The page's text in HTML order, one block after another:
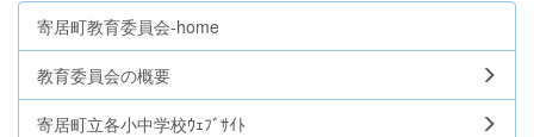
寄居町教育委員会-home
教育委員会の概要
寄居町立各小中学校ｳｪﾌﾞｻｲﾄ